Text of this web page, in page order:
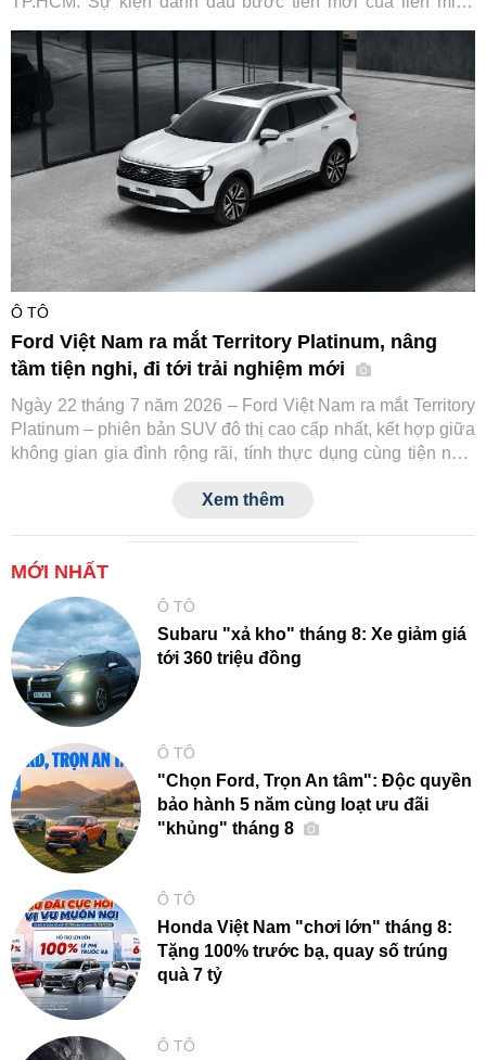
đẩy chuyển đổi xanh cho ngành vận tải dịch vụ tại Việt Nam.
Ô TÔ
Ford Việt Nam ra mắt Territory Platinum, nâng
tầm tiện nghi, đi tới trải nghiệm mới
Ngày 22 tháng 7 năm 2026 – Ford Việt Nam ra mắt Territory
Platinum – phiên bản SUV đô thị cao cấp nhất, kết hợp giữa
không gian gia đình rộng rãi, tính thực dụng cùng tiện nghi
Xem thêm
MỚI NHẤT
Ô TÔ
Subaru "xả kho" tháng 8: Xe giảm giá
tới 360 triệu đồng
Ô TÔ
"Chọn Ford, Trọn An tâm": Độc quyền
bảo hành 5 năm cùng loạt ưu đãi
"khủng" tháng 8
Ô TÔ
Honda Việt Nam "chơi lớn" tháng 8:
Tặng 100% trước bạ, quay số trúng
quà 7 tỷ
Ô TÔ